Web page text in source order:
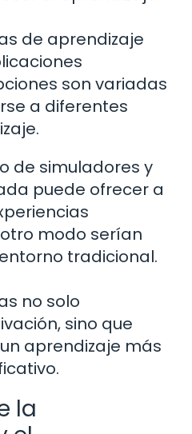
de aprendizaje
son variadas
a diferentes
de simuladores y
puede ofrecer a
modo serían
tradicional.
no solo
sino que
aprendizaje más
la